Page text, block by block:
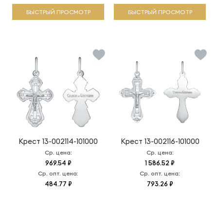
БЫСТРЫЙ ПРОСМОТР БЫСТРЫЙ ПРОСМОТР
Крест 13-002114-101000
Ср. цена:
969.54 ₽
Ср. опт. цена:
484.77 ₽
Крест 13-002116-101000
Ср. цена:
1 586.52 ₽
Ср. опт. цена:
793.26 ₽